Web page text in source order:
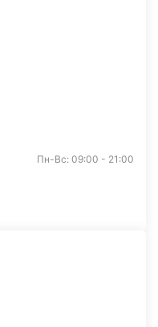
Пн-Вс: 09:00 - 21:00